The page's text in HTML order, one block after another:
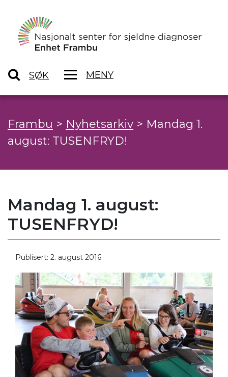
SØK MENY
Frambu > Nyhetsarkiv > Mandag 1.
august: TUSENFRYD!
Mandag 1. august:
TUSENFRYD!
Publisert: 2. august 2016